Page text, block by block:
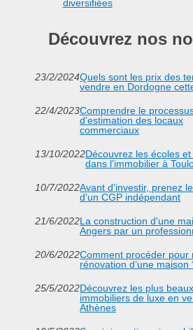
diversifiées
Découvrez nos
23/2/2024Quels sont les prix des
vendre en Dordogne
22/4/2023Comprendre le
d'estimation des locaux
commerciaux
13/10/2022Découvrez les écoles
dans l'immobilier à
10/7/2022Avant d'investir, prenez
d'un CGP indépendant
21/6/2022La construction d'une
Angers par un
20/6/2022Comment procéder pour
rénovation d’une maison
25/5/2022Découvrez les plus
immobiliers de luxe en
Athènes